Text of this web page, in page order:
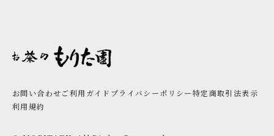
お問い合わせご利用ガイド プライバシーポリシー特定商取引法表示
利用規約